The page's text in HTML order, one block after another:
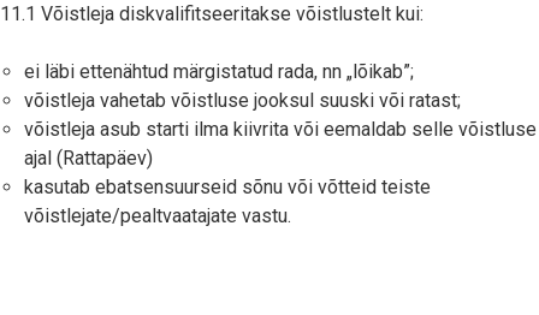
11.1 Võistleja diskvalifitseeritakse võistlustelt kui:
ei läbi ettenähtud märgistatud rada, nn „lõikab”;
võistleja vahetab võistluse jooksul suuski või ratast;
võistleja asub starti ilma kiivrita või eemaldab selle võistluse
ajal (Rattapäev)
kasutab ebatsensuurseid sõnu või võtteid teiste
võistlejate/pealtvaatajate vastu.